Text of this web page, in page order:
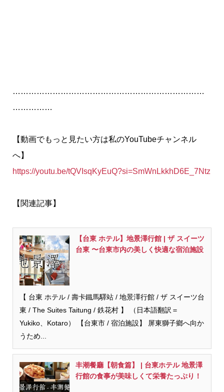
………………………………………………………………
……………
【動画でもっと見たい方は私のYouTubeチャンネル
へ】
https://youtu.be/tQVIsqKyEuQ?si=SmWnLkkhD6E_7Ntz
【関連記事】
【台東 ホテル】地景澤行館 | ザ スイーツ
台東 〜台東市内の美しく快適な宿泊施設
【 台東 ホテル / 壽卡鐵馬驛站 / 地景澤行館 / ザ スイーツ台
東 / The Suites Taitung / 鉄花村 】 （日本語翻訳＝
Yukiko、Kotaro） 【台東市 / 宿泊施設】 屏東獅子鄉へ向か
うため...
丰潮餐廳【朝食篇】 | 台東ホテル 地景澤
行館の食事が美味しくて栄養たっぷり！